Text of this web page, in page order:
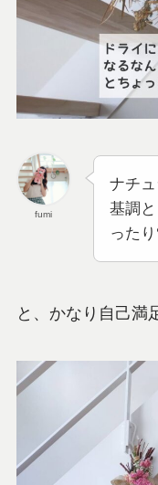
fumi
ナチ
基調
った
と、かなり自己満